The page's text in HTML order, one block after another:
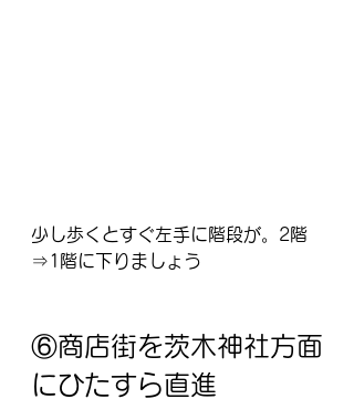
少し歩くとすぐ左手に階段が。2階
⇒1階に下りましょう
⑥商店街を茨木神社方面
にひたすら直進